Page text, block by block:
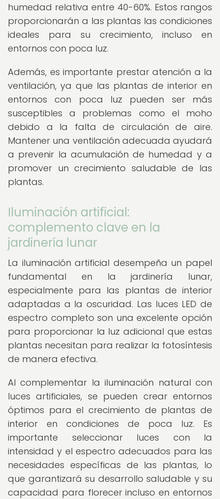
humedad relativa entre 40-60%. Estos rangos
proporcionarán a las plantas las condiciones
ideales para su crecimiento, incluso en
entornos con poca luz.
Además, es importante prestar atención a la
ventilación, ya que las plantas de interior en
entornos con poca luz pueden ser más
susceptibles a problemas como el moho
debido a la falta de circulación de aire.
Mantener una ventilación adecuada ayudará
a prevenir la acumulación de humedad y a
promover un crecimiento saludable de las
plantas.
Iluminación artificial:
complemento clave en la
jardinería lunar
La iluminación artificial desempeña un papel
fundamental en la jardinería lunar,
especialmente para las plantas de interior
adaptadas a la oscuridad. Las luces LED de
espectro completo son una excelente opción
para proporcionar la luz adicional que estas
plantas necesitan para realizar la fotosíntesis
de manera efectiva.
Al complementar la iluminación natural con
luces artificiales, se pueden crear entornos
óptimos para el crecimiento de plantas de
interior en condiciones de poca luz. Es
importante seleccionar luces con la
intensidad y el espectro adecuados para las
necesidades específicas de las plantas, lo
que garantizará su desarrollo saludable y su
capacidad para florecer incluso en entornos